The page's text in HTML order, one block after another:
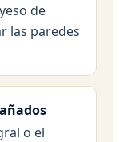
de
las paredes
o el